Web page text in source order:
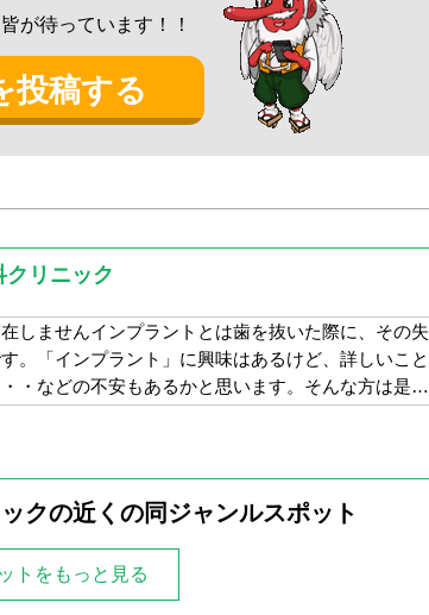
が待っています！！
投稿する
クリニック
しませんインプラントとは歯を抜いた際に、その失
。「インプラント」に興味はあるけど、詳しいこと
・などの不安もあるかと思います。そんな方は是…
クの近くの同ジャンルスポット
トをもっと見る